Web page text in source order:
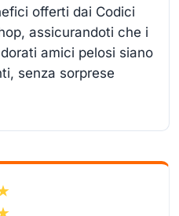
offerti dai Codici
assicurandoti che i
amici pelosi siano
senza sorprese